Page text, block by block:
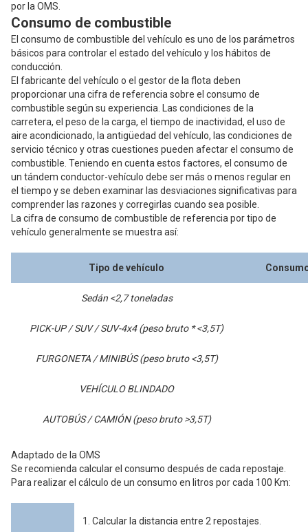
por la OMS.
Consumo de combustible
El consumo de combustible del vehículo es uno de los parámetros
básicos para controlar el estado del vehículo y los hábitos de
conducción.
El fabricante del vehículo o el gestor de la flota deben
proporcionar una cifra de referencia sobre el consumo de
combustible según su experiencia. Las condiciones de la
carretera, el peso de la carga, el tiempo de inactividad, el uso de
aire acondicionado, la antigüedad del vehículo, las condiciones de
servicio técnico y otras cuestiones pueden afectar el consumo de
combustible. Teniendo en cuenta estos factores, el consumo de
un tándem conductor-vehículo debe ser más o menos regular en
el tiempo y se deben examinar las desviaciones significativas para
comprender las razones y corregirlas cuando sea posible.
La cifra de consumo de combustible de referencia por tipo de
vehículo generalmente se muestra así:
Tipo de vehículo
Sedán <2,7 toneladas
PICK-UP / SUV / SUV-4x4 (peso bruto * <3,5T)
FURGONETA / MINIBÚS (peso bruto <3,5T)
VEHÍCULO BLINDADO
AUTOBÚS / CAMIÓN (peso bruto >3,5T)
Adaptado de la OMS
Se recomienda calcular el consumo después de cada repostaje.
Para realizar el cálculo de un consumo en litros por cada 100 Km:
1. Calcular la distancia entre 2 repostajes.